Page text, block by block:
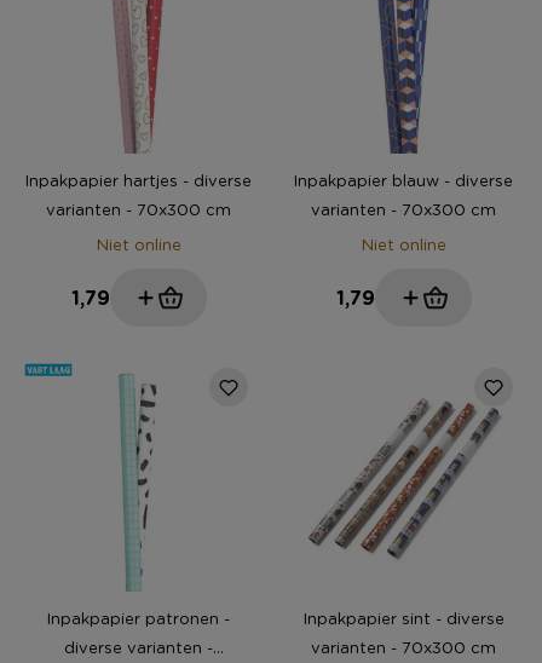
Inpakpapier hartjes - diverse
varianten - 70x300 cm
Niet online
1,79
Inpakpapier blauw - diverse
varianten - 70x300 cm
Niet online
1,79
Inpakpapier patronen -
diverse varianten -
Inpakpapier sint - diverse
varianten - 70x300 cm